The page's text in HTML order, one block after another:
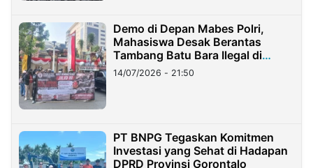
Demo di Depan Mabes Polri,
Mahasiswa Desak Berantas
Tambang Batu Bara Ilegal di
Lampung
14/07/2026 - 21:50
PT BNPG Tegaskan Komitmen
Investasi yang Sehat di Hadapan
DPRD Provinsi Gorontalo